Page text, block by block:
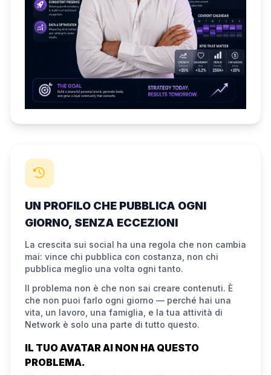
UN PROFILO CHE PUBBLICA OGNI
GIORNO, SENZA ECCEZIONI
La crescita sui social ha una regola che non cambia
mai: vince chi pubblica con costanza, non chi
pubblica meglio una volta ogni tanto.
Il problema non è che non sai creare contenuti. È
che non puoi farlo ogni giorno — perché hai una
vita, un lavoro, una famiglia, e la tua attività di
Network è solo una parte di tutto questo.
IL TUO AVATAR AI NON HA QUESTO
PROBLEMA.